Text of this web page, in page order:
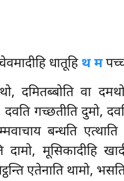
धातूहि थ म
दमितब्बोति वा
गच्छतीति दुमो,
बन्धति एत्थाति
मूसिकादीहि
एतेनाति थामो,